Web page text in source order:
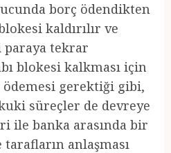
borç ödendikten
kaldırılır ve
paraya tekrar
blokesi kalkması için
gerektiği gibi,
süreçler de devreye
ile banka arasında bir
tarafların anlaşması